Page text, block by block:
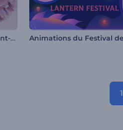
Ouverture florale de la Saint-Valentin
1